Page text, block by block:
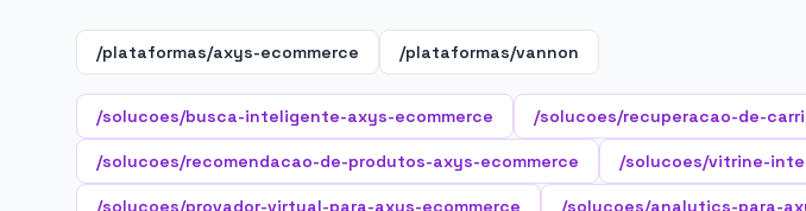
/plataformas/axys-ecommerce /plataformas/vannon
/solucoes/busca-inteligente-axys-ecommerce /solucoes/recuperacao-de-
/solucoes/recomendacao-de-produtos-axys-ecommerce /solucoes/vitrine-
/solucoes/provador-virtual-para-axys-ecommerce /solucoes/analytics-para-